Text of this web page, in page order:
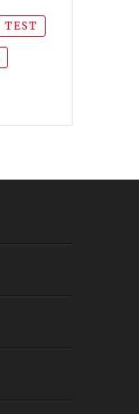
TEST